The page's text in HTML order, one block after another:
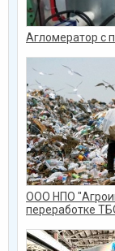
Агломератор с
ООО НПО
переработке